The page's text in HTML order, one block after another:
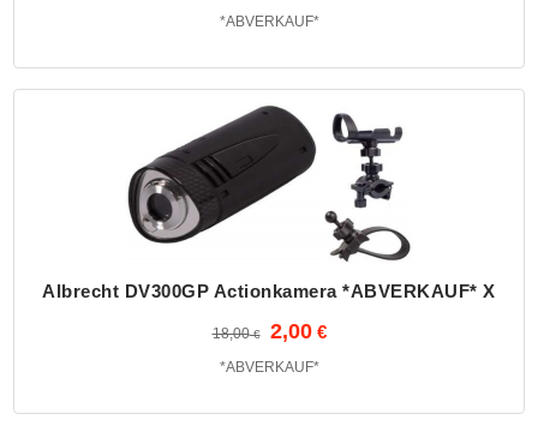
*ABVERKAUF*
Albrecht DV300GP Actionkamera *ABVERKAUF* X
18,00 2,00
*ABVERKAUF*